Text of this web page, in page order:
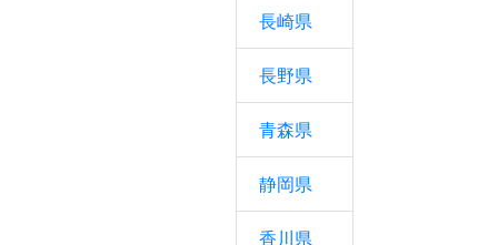
長崎県
長野県
青森県
静岡県
香川県